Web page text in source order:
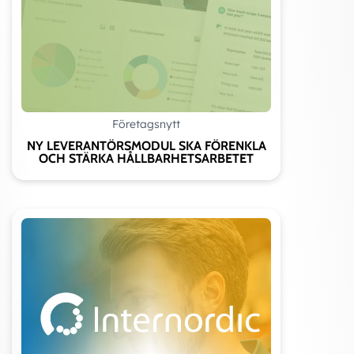
Företagsnytt
NY LEVERANTÖRSMODUL SKA FÖRENKLA
OCH STÄRKA HÅLLBARHETSARBETET